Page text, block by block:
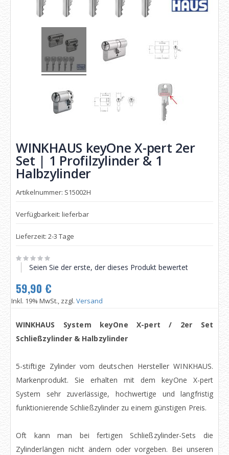
WINKHAUS keyOne X-pert 2er
Set | 1 Profilzylinder & 1
Halbzylinder
Artikelnummer: S15002H
Verfügbarkeit: lieferbar
Lieferzeit: 2-3 Tage
Seien Sie der erste, der dieses Produkt bewertet
59,90 €
Inkl. 19% MwSt., zzgl. Versand
WINKHAUS System keyOne X-pert / 2er Set
Schließzylinder & Halbzylinder
5-stiftige Zylinder vom deutschen Hersteller WINKHAUS.
Markenprodukt. Sie erhalten mit dem keyOne X-pert
System sehr zuverlässige, hochwertige und langfristig
funktionierende Schließzylinder zu einem günstigen Preis.
Oft kann man bei fertigen Schließzylinder-Sets die
Zylinderlängen nicht ändern oder vorgeben. Bei unseren